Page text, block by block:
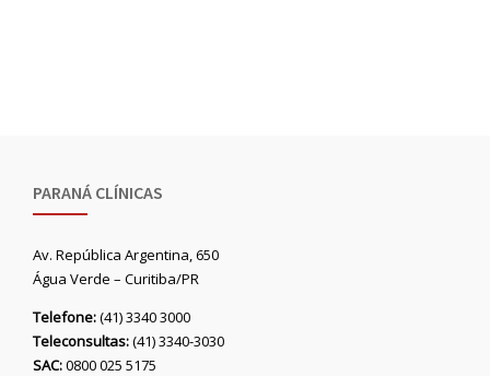
PARANÁ CLÍNICAS
Av. República Argentina, 650
Água Verde – Curitiba/PR
Telefone:(41) 3340 3000
Teleconsultas:(41) 3340-3030
SAC:0800 025 5175